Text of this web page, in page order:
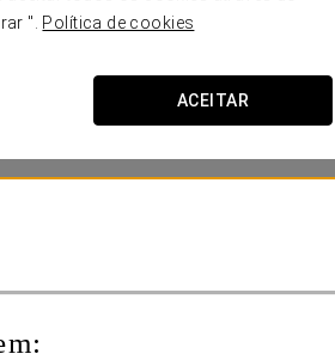
". Política de cookies
ACEITAR
-Decoração com
-Chocolate.
-Garrafa de vinho